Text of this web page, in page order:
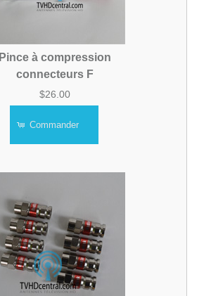
Pince à compression
connecteurs F
$26.00
Commander